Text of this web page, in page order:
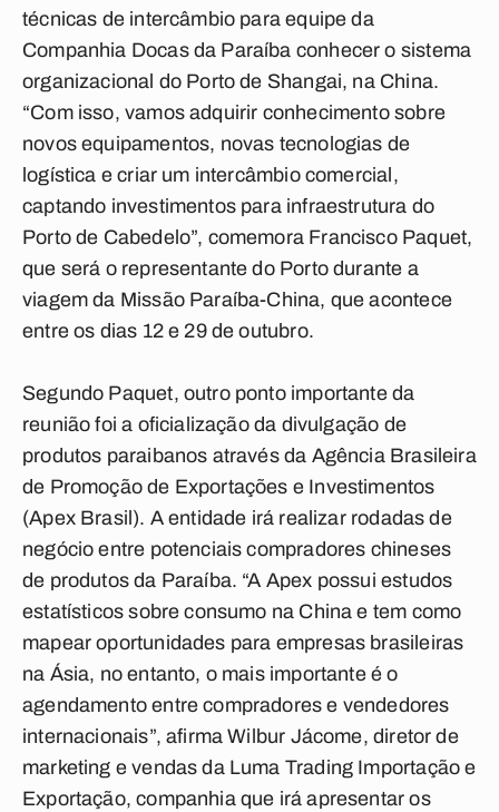
técnicas de intercâmbio para equipe da
Companhia Docas da Paraíba conhecer o sistema
organizacional do Porto de Shangai, na China.
“Com isso, vamos adquirir conhecimento sobre
novos equipamentos, novas tecnologias de
logística e criar um intercâmbio comercial,
captando investimentos para infraestrutura do
Porto de Cabedelo”, comemora Francisco Paquet,
que será o representante do Porto durante a
viagem da Missão Paraíba-China, que acontece
entre os dias 12 e 29 de outubro.
Segundo Paquet, outro ponto importante da
reunião foi a oficialização da divulgação de
produtos paraibanos através da Agência Brasileira
de Promoção de Exportações e Investimentos
(Apex Brasil). A entidade irá realizar rodadas de
negócio entre potenciais compradores chineses
de produtos da Paraíba. “A Apex possui estudos
estatísticos sobre consumo na China e tem como
mapear oportunidades para empresas brasileiras
na Ásia, no entanto, o mais importante é o
agendamento entre compradores e vendedores
internacionais”, afirma Wilbur Jácome, diretor de
marketing e vendas da Luma Trading Importação e
Exportação, companhia que irá apresentar os